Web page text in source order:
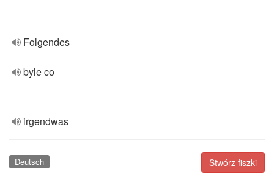
Folgendes
byle co
irgendwas
Stwórz fiszki
Deutsch